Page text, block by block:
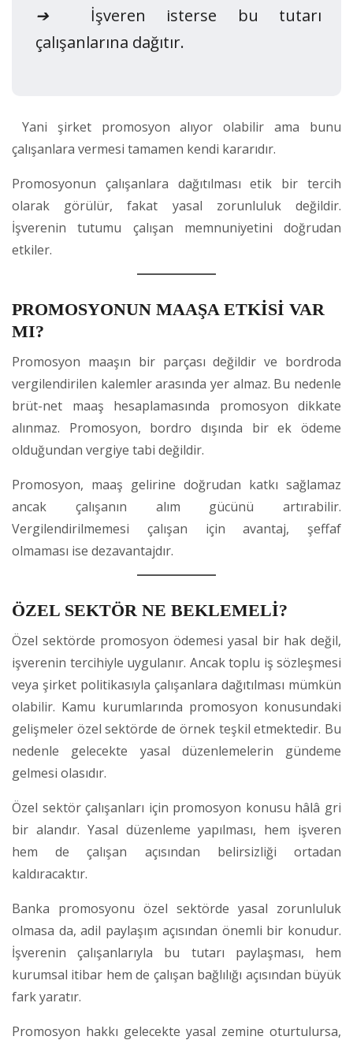
➔
İşveren isterse bu tutarı
çalışanlarına dağıtır.
Yani şirket promosyon alıyor olabilir ama bunu
çalışanlara vermesi tamamen kendi kararıdır.
Promosyonun çalışanlara dağıtılması etik bir tercih
olarak görülür, fakat yasal zorunluluk değildir.
İşverenin tutumu çalışan memnuniyetini doğrudan
etkiler.
PROMOSYONUN MAAŞA ETKİSİ VAR
MI?
Promosyon maaşın bir parçası değildir ve bordroda
vergilendirilen kalemler arasında yer almaz. Bu nedenle
brüt-net maaş hesaplamasında promosyon dikkate
alınmaz. Promosyon, bordro dışında bir ek ödeme
olduğundan vergiye tabi değildir.
Promosyon, maaş gelirine doğrudan katkı sağlamaz
ancak çalışanın alım gücünü artırabilir.
Vergilendirilmemesi çalışan için avantaj, şeffaf
olmaması ise dezavantajdır.
ÖZEL SEKTÖR NE BEKLEMELİ?
Özel sektörde promosyon ödemesi yasal bir hak değil,
işverenin tercihiyle uygulanır. Ancak toplu iş sözleşmesi
veya şirket politikasıyla çalışanlara dağıtılması mümkün
olabilir. Kamu kurumlarında promosyon konusundaki
gelişmeler özel sektörde de örnek teşkil etmektedir. Bu
nedenle gelecekte yasal düzenlemelerin gündeme
gelmesi olasıdır.
Özel sektör çalışanları için promosyon konusu hâlâ gri
bir alandır. Yasal düzenleme yapılması, hem işveren
hem de çalışan açısından belirsizliği ortadan
kaldıracaktır.
Banka promosyonu özel sektörde yasal zorunluluk
olmasa da, adil paylaşım açısından önemli bir konudur.
İşverenin çalışanlarıyla bu tutarı paylaşması, hem
kurumsal itibar hem de çalışan bağlılığı açısından büyük
fark yaratır.
Promosyon hakkı gelecekte yasal zemine oturtulursa,